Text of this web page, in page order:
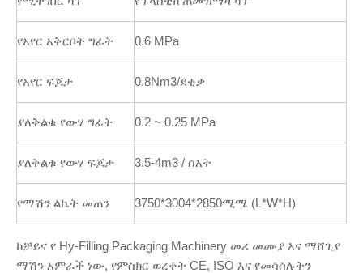
የአየር አቅርቦት ግፊት 0.6 MPa
የአየር ፍጆታ 0.8Nm3/ደቂቃ
ያለቅልቁ የውሃ ግፊት 0.2 ~ 0.25 MPa
ያለቅልቁ የውሃ ፍጆታ 3.5-4m3 / ሰአት
የማሽን ልኬት መጠን 3750*3004*2850ሚሜ (L*W*H)
ከቻይና የ Hy-Filling Packaging Machinery መሪ መሙያ እና ማሸጊያ
ማሽን አምራች ነው, የምስክር ወረቀት CE, ISO እና የመሳሰሉትን